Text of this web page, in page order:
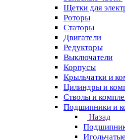
Щетки для
Роторы
Статоры
Двигатели
Редукторы
Выключатели
Корпусы
Крыльчатки и
Цилиндры и
Стволы и
Подшипники и
Назад